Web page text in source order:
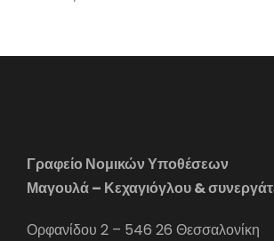
Γραφείο Νομικών Υποθέσεων
Μαγουλά – Κεχαγιόγλου &
Ορφανίδου 2 – 546 26 Θεσσαλονίκη